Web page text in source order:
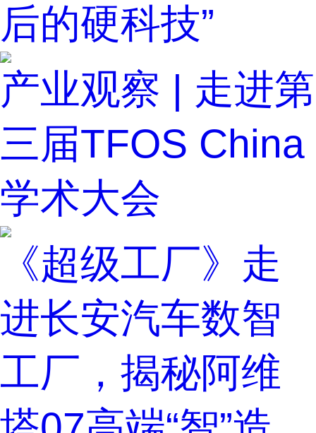
后的硬科技”
产业观察 | 走进第
三届TFOS China
学术大会
《超级工厂》走
进长安汽车数智
工厂，揭秘阿维